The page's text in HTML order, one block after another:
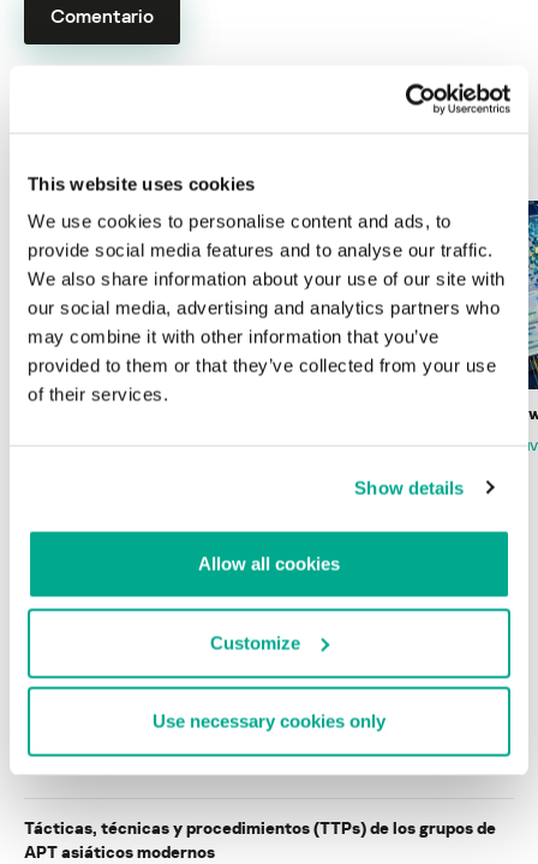
This website uses cookies
We use cookies to personalise content and ads, to
provide social media features and to analyse our traffic.
We also share information about your use of our site with
our social media, advertising and analytics partners who
may combine it with other information that you’ve
provided to them or that they’ve collected from your use
of their services.
Show details
Allow all cookies
Customize
Use necessary cookies only
Estado del
MARC
INFORMES
Kaspersky proporciona información sobre la actividad y los TTPs
del APT BlindEagle. Grupo que apunta a organizaciones e
Tácticas, técnicas y procedimientos (TTPs) de los grupos de
APT asiáticos modernos